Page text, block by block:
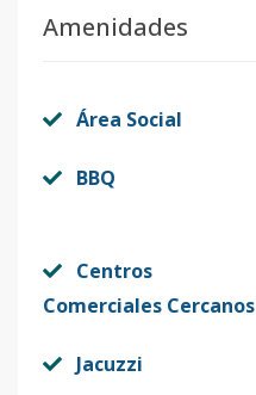
Código 413637-11
Código413637-1
Amenidades
Área Social
BBQ
Centros
Comerciales Cercanos
Jacuzzi